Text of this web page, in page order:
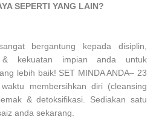
SEPERTI YANG LAIN?
bergantung kepada disiplin,
& kekuatan impian anda untuk
lebih baik! SET MINDA ANDA– 23
membersihkan diri (cleansing
& detoksifikasi. Sediakan satu
anda sekarang.